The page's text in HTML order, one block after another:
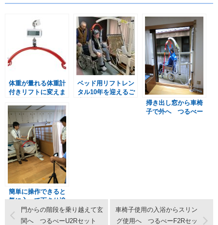
体重が量れる体重計
付きリフトに変えま
セット
ベッド用リフトレン
タル10年を迎えるご
掃き出し窓から車椅
子で外へ つるべー
簡単に操作できると
気に入って下さり追
加設置！ つるベー
Ｂセット
門からの階段を乗り越えて玄
関へ つるべーU2Rセット
車椅子使用の入浴からスリン
グ使用へ つるべーF2Rセッ